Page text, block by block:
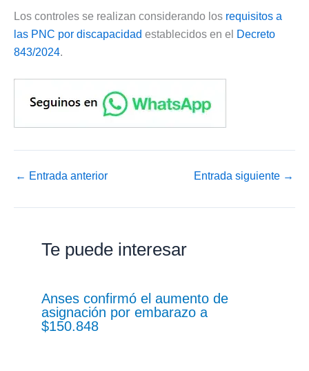
Los controles se realizan considerando los requisitos a
las PNC por discapacidad establecidos en el
Decreto
843/2024.
← Entrada anterior Entrada siguiente →
Te puede interesar
Anses confirmó el aumento de
asignación por embarazo a
$150.848